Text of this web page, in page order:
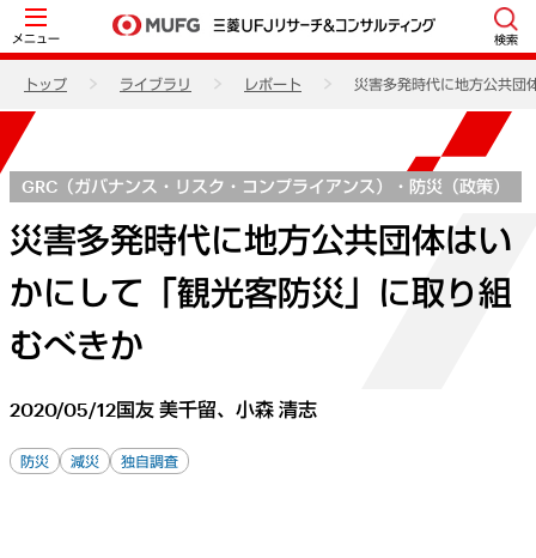
メニュー 検索
トップ ライブラリ レポート 災害多発時代に地方公共団
GRC（ガバナンス・リスク・コンプライアンス）・防災（政策）
災害多発時代に地方公共団体はい
かにして「観光客防災」に取り組
むべきか
2020/05/12国友 美千留、小森 清志
防災 減災 独自調査